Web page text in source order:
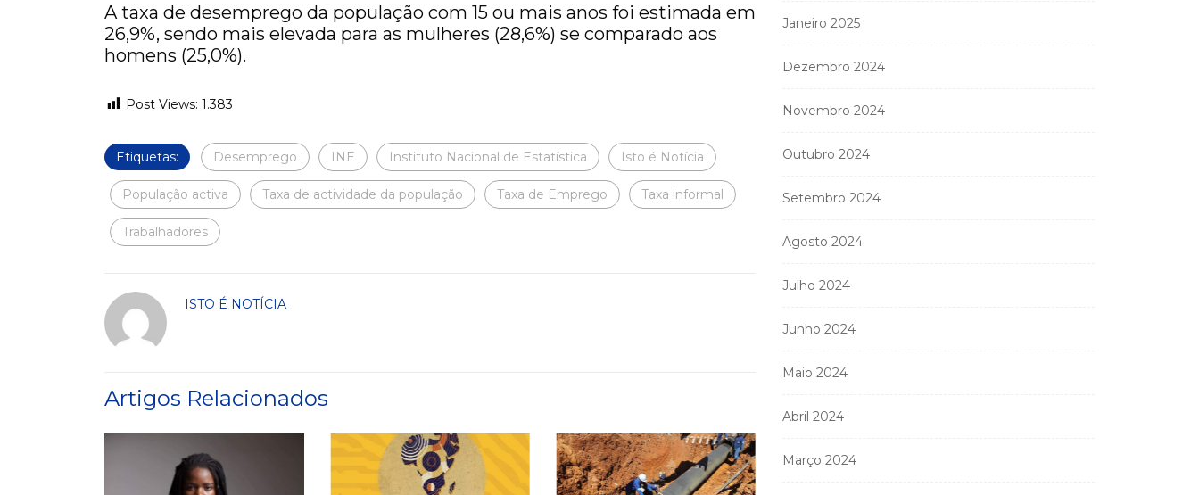
A taxa de desemprego da população com 15 ou mais anos foi estimada em
26,9%, sendo mais elevada para as mulheres (28,6%) se comparado aos
homens (25,0%).
Post Views: 1.383
Etiquetas: Desemprego INE Instituto Nacional de Estatística Isto é Notícia
População activa Taxa de actividade da população Taxa de Emprego Taxa informal
Trabalhadores
ISTO É NOTÍCIA
Artigos Relacionados
Janeiro 2025
Dezembro 2024
Novembro 2024
Outubro 2024
Setembro 2024
Agosto 2024
Julho 2024
Junho 2024
Maio 2024
Abril 2024
Março 2024